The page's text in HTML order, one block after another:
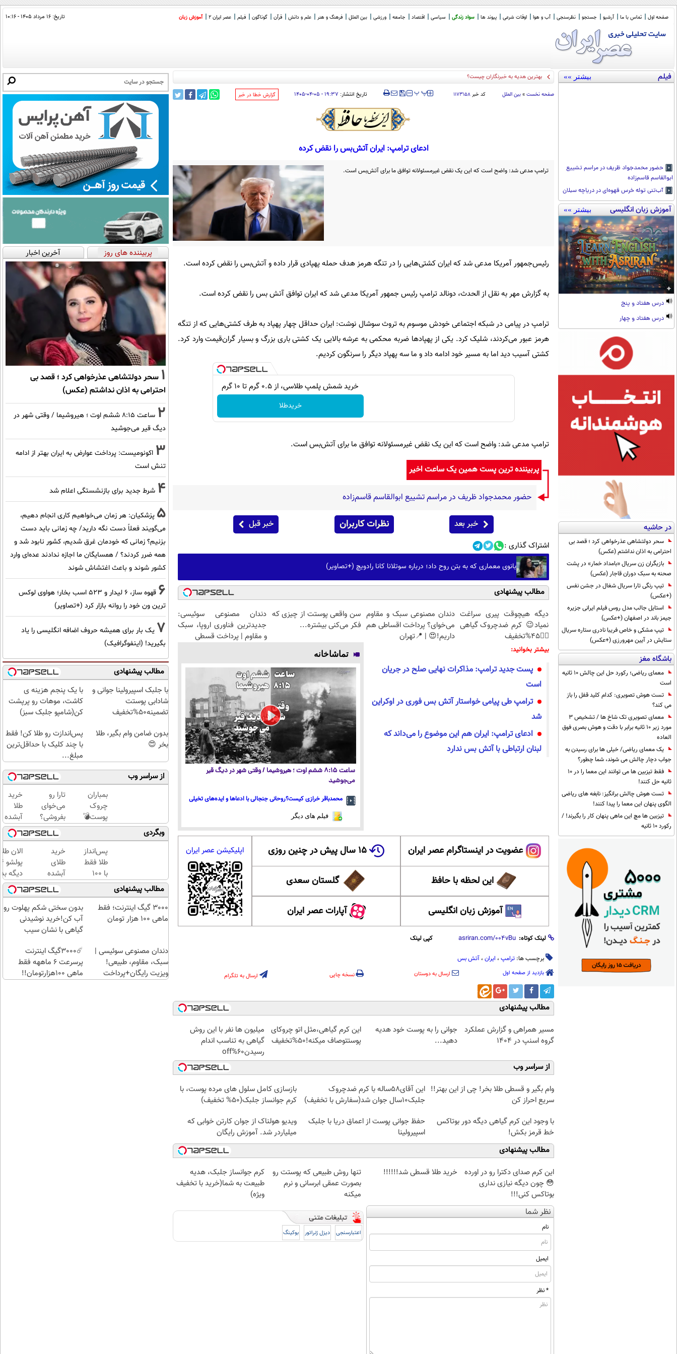
صفحه اول تماس با ما آرشیو جستجو نظرسنجی آب و هوا اوقات شرعی پیوند ها سواد زندگی سیاسی اقتصاد جامعه ورزشی بین الملل فرهنگ و هنر علم و دانش قرآن گوناگون فیلم عصر ایران 2 آموزش زبان تاریخ: ۱۶ مرداد ۱۴۰۵ - ۱۰:۱۶
فیلم بیشتر »»
حضور محمدجواد ظریف در مراسم تشییع
ابوالقاسم قاسم‌زاده
آب‌تنی توله خرس قهوه‌ای در دریاچه سبلان
آموزش زبان انگلیسی بیشتر »»
درس هفتاد و پنج
درس هفتاد و چهار
در حاشیه
سحر دولتشاهی عذرخواهی کرد ؛ قصد بی
احترامی به اذان نداشتم (عکس)
بازیگران زن سریال «بامداد خمار» در پشت
صحنه به سبک دوران قاجار (عکس)
تیپ رنگی تارا سریال شغال در جشن نفس
(+عکس)
استایل جالب مدل روس فیلم ایرانی جزیره
جیمز باند در اصفهان (+عکس)
تیپ مشکی و خاص فریبا نادری ستاره سریال
ستایش در آیین مهرورزی (+عکس)
باشگاه مغز
معمای ریاضی؛ رکورد حل این چالش 10 ثانیه
است
تست هوش تصویری: کدام کلید قفل را باز
می کند؟
معمای تصویری تک شاخ ها / تشخیص 3
مورد زیر 10 ثانیه برابر با دقت و هوش بصری فوق
العاده
یک معمای ریاضی/ خیلی ها برای رسیدن به
جواب دچار چالش می شوند، شما چطور؟
فقط تیزبین ها می توانند این معما را در 10
ثانیه حل کنند!
تست هوش چالش برانگیز: نابغه های ریاضی
الگوی پنهان این معما را پیدا کنند!
تیزبین ها مچ این ماهی پنهان کار را بگیرند! /
رکورد 10 ثانیه
بهترین هدیه به خبرنگاران چیست؟
صفحه نخست » بین الملل کد خبر ۱۱۷۳۱۵۸ ‍‍‍ پپ تاریخ انتشار: ۱۹:۳۷ - ۰۵-۰۴-۱۴۰۵ ‌گزارش خطا در خبر
ادعای ترامپ: ایران آتش‌بس را نقض کرده
ترامپ مدعی شد: واضح است که این یک نقض غیرمسئولانه توافق ما برای آتش‌بس است.
رئیس‌جمهور آمریکا مدعی شد که ایران کشتی‌هایی را در تنگه هرمز هدف حمله پهپادی قرار داده و آتش‌بس را نقض کرده است.
به گزارش مهر به نقل از الحدث، دونالد ترامپ رئیس جمهور آمریکا مدعی شد که ایران توافق آتش بس را نقض کرده است.
ترامپ در پیامی در شبکه اجتماعی خودش موسوم به تروث سوشال نوشت: ایران حداقل چهار پهپاد به طرف کشتی‌هایی که از تنگه
هرمز عبور می‌کردند، شلیک کرد. یکی از پهپادها ضربه محکمی به عرشه بالایی یک کشتی باری بزرگ و بسیار گران‌قیمت وارد کرد.
کشتی آسیب دید اما به مسیر خود ادامه داد و ما سه پهپاد دیگر را سرنگون کردیم.
خرید شمش پلمپ طلاسی، از ۰.۵ گرم تا ۱۰ گرم
خریدطلا
ترامپ مدعی شد: واضح است که این یک نقض غیرمسئولانه توافق ما برای آتش‌بس است.
پربیننده ترین پست همین یک ساعت اخیر
حضور محمدجواد ظریف در مراسم تشییع ابوالقاسم قاسم‌زاده
خبر بعد نظرات کاربران خبر قبل
اشتراک گذاری :
بانوی معماری که به بتن روح داد؛ درباره سوتلانا کانا رادویچ (+تصاویر)
مطالب پیشنهادی
دیگه هیچوقت پیری سراغت
نمیاد😉 کرم ضدچروک گیاهی
👈🏻45%تخفیف
دندان مصنوعی سبک و مقاوم
می‌خوای؟ پرداخت اقساطی هم
داریم!😍 | 📍تهران
سن واقعی پوستت از چیزی که
فکر می‌کنی بیشتره...
دندان مصنوعی سوئیسی:
جدیدترین فناوری اروپا، سبک
و مقاوم | پرداخت قسطی
بیشتر بخوانید:
پست جدید ترامپ: مذاکرات نهایی صلح در جریان
است
ترامپ طی پیامی خواستار آتش‌ بس فوری در اوکراین
شد
ادعای ترامپ: ایران هم این موضوع را می‌داند که
لبنان ارتباطی با آتش بس ندارد
تماشاخانه
ساعت ۸:۱۵ ششم اوت ؛ هیروشیما / وقتی شهر در دیگ قیر
می‌جوشید
محمدباقر خرازی کیست؟روحانی جنجالی با ادعاها و ایده‌های تخیلی
فیلم های دیگر
عضویت در اینستاگرام عصر ایران ۱۵ سال پیش در چنین روزی
این لحظه با حافظ گلستان سعدی
آموزش زبان انگلیسی آپارات عصر ایران
اپلیکیشن عصر ایران
لینک کوتاه: کپی لینک
برچسب ها: ترامپ ، ایران ، آتش بس
بازدید از صفحه اول ارسال به دوستان نسخه چاپی ارسال به تلگرام
مطالب پیشنهادی
مسیر همراهی و گزارش عملکرد
گروه اسنپ در ۱۴۰۴
جوانی را به پوست خود هدیه
دهید...
این کرم گیاهی،مثل اتو چروکای
پوستتوصاف میکنه!50%تخفیف
میلیون ها نفر با این روش
گیاهی به تناسب اندام
رسیدن60%off
از سراسر وب
وام بگیر و قسطی طلا بخر! چی از این بهتر!!
سریع احراز کن
این آقای58ساله با کرم ضدچروک
جلبک10سال جوان شد(سفارش با تخفیف)
بازسازی کامل سلول های مرده پوست، با
کرم جوانساز جلبک(50% تخفیف)
با وجود این کرم گیاهی دیگه دور بوتاکس
خط قرمز بکش!
حفظ جوانی پوست از اعماق دریا با جلبک
اسپیرولینا
ویدیو هولناک از جوان کارتن خوابی که
میلیاردر شد. آموزش رایگان
مطالب پیشنهادی
این کرم صدای دکترا رو در اورده
😳 چون دیگه نیازی نداری
بوتاکس کنی!!!
خرید طلا قسطی شد!!!!!!
تنها روش طبیعی که پوستت رو
بصورت عمقی ابرسانی و نرم
میکنه
کرم جوانساز جلبک، هدیه
طبیعت به شما(خرید با تخفیف
ویژه)
نظر شما
نام
ایمیل
* نظر
اعتبارسنجی دیزل ژنراتور بوکینگ
پربیننده های روز آخرین اخبار
1 سحر دولتشاهی عذرخواهی کرد ؛ قصد بی
احترامی به اذان نداشتم (عکس)
2
ساعت ۸:۱۵ ششم اوت ؛ هیروشیما / وقتی شهر در
دیگ قیر می‌جوشید
3 اکونومیست: پرداخت عوارض به ایران بهتر از ادامه
تنش است
4 شرط جدید برای بازنشستگی اعلام شد
5 پزشکیان: هر زمان می‌خواهیم کاری انجام دهیم،
می‌گویند فعلاً دست نگه دارید/ چه زمانی باید دست
بزنیم؟ زمانی که خودمان غرق شدیم، کشور نابود شد و
همه ضرر کردند؟ / همسایگان ما اجازه ندادند عده‌ای وارد
کشور شوند و باعث اغتشاش شوند
6
قهوه ساز، 6 لیدار و 523 اسب بخار؛ هواوی لوکس
ترین ون خود را روانه بازار کرد (+تصاویر)
7 یک بار برای همیشه حروف اضافه انگلیسی را یاد
بگیرید! (اینفوگرافیک)
مطالب پیشنهادی
با جلبک اسپیرولینا جوانی و
شادابی پوستت
تضمینه50%تخفیف
با یک پنجم هزینه ی
کاشت، موهات رو پرپشت
کن(شامپو جلبک سبز)
بدون ضامن وام بگیر، طلا
بخر 😍
پس‌اندازت رو طلا کن! فقط
با چند کلیک با حداقل‌ترین
مبلغ...
از سراسر وب
بمباران
چروک
پوست💣
با
جوانساز
جلبک
(تخفیف
تاامشب)
تارا رو
می‌خوای
بفروشی؟
با
خودرو۴۵
یک‌روزه
بفروشش
خرید
طلا
آبشده
با 100
هزار
تومن
وبگردی
پس‌انداز
طلا فقط
با ۱۰۰
هزارتومان
(امن و
راحت)
خرید
طلای
آبشده
حتی با
۱۰۰هزارتومان
الان
دیگه
طلا با
بی‌بهره
مطالب پیشنهادی
3000 گیگ اینترنت؛ فقط
ماهی 100 هزار تومان
بدون سختی شکم پهلوت رو
آب کن!خرید نوشیدنی
گیاهی با نشان سیب
دندان مصنوعی سوئیسی |
سبک، مقاوم، طبیعی!
ویزیت رایگان+پرداخت
☄️3000گیگ اینترنت
پرسرعت 6 ماههه فقط
ماهی 100هزارتومان!!